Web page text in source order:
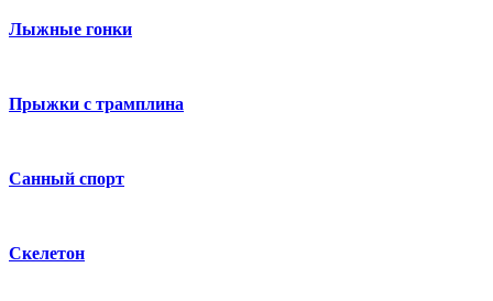
Лыжные гонки
Прыжки с трамплина
Санный спорт
Скелетон